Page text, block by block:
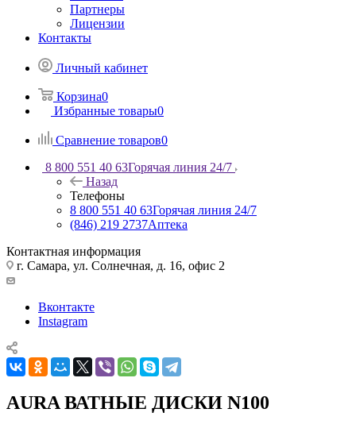
Партнеры
Лицензии
Контакты
Личный кабинет
Корзина0
Избранные товары0
Сравнение товаров0
8 800 551 40 63Горячая линия 24/7
Назад
Телефоны
8 800 551 40 63Горячая линия 24/7
(846) 219 2737Аптека
Контактная информация
г. Самара, ул. Солнечная, д. 16, офис 2
Вконтакте
Instagram
AURA ВАТНЫЕ ДИСКИ N100